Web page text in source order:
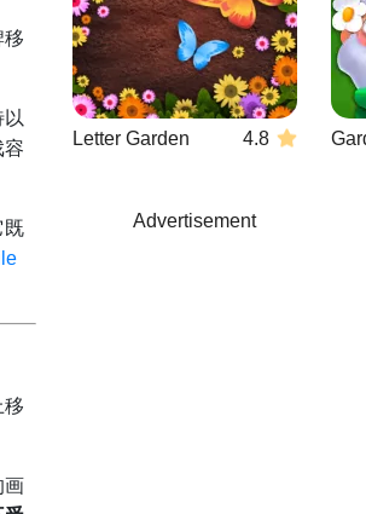
移
容
既
移
画
Letter Garden 4.8
Advertisement